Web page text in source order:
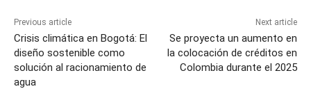
Previous article
Crisis climática en Bogotá: El
diseño sostenible como
solución al racionamiento de
agua
Next article
Se proyecta un aumento en
la colocación de créditos en
Colombia durante el 2025